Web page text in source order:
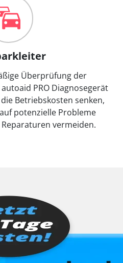
Überprüfung der
PRO Diagnosegerät
Betriebskosten senken,
potenzielle Probleme
vermeiden.